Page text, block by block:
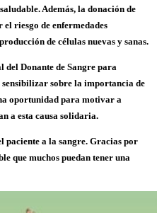
Además, la donación de
riesgo de enfermedades
de células nuevas y sanas.
del Donante de Sangre para
sensibilizar sobre la importancia de
oportunidad para motivar a
a esta causa solidaria.
paciente a la sangre. Gracias por
que muchos puedan tener una